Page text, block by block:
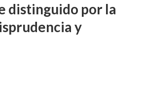
distinguido por la
y